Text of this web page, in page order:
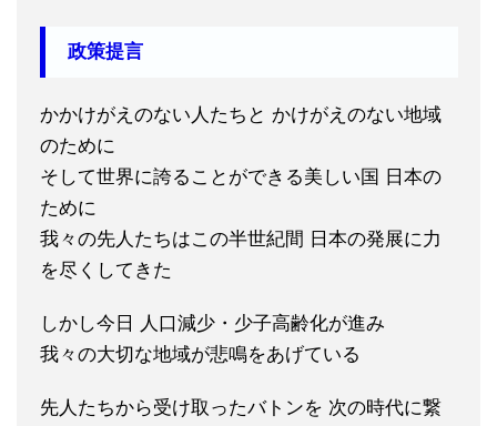
政策提言
かかけがえのない人たちと かけがえのない地域
のために
そして世界に誇ることができる美しい国 日本の
ために
我々の先人たちはこの半世紀間 日本の発展に力
を尽くしてきた
しかし今日 人口減少・少子高齢化が進み
我々の大切な地域が悲鳴をあげている
先人たちから受け取ったバトンを 次の時代に繋